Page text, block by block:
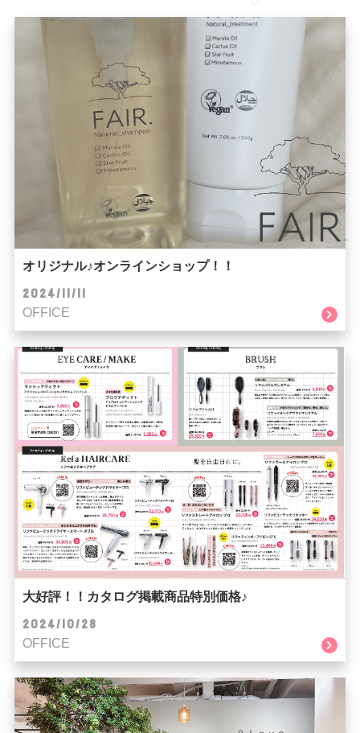
オリジナル♪オンラインショップ！！
2024/11/11
OFFICE
大好評！！カタログ掲載商品特別価格♪
2024/10/28
OFFICE